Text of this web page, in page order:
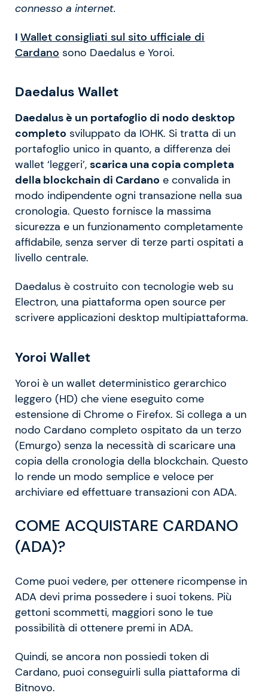
connesso a internet.
I Wallet consigliati sul sito ufficiale di
Cardano sono Daedalus e Yoroi.
Daedalus Wallet
Daedalus è un portafoglio di nodo desktop
completo sviluppato da IOHK. Si tratta di un
portafoglio unico in quanto, a differenza dei
wallet ‘leggeri’, scarica una copia completa
della blockchain di Cardano e convalida in
modo indipendente ogni transazione nella sua
cronologia. Questo fornisce la massima
sicurezza e un funzionamento completamente
affidabile, senza server di terze parti ospitati a
livello centrale.
Daedalus è costruito con tecnologie web su
Electron, una piattaforma open source per
scrivere applicazioni desktop multipiattaforma.
Yoroi Wallet
Yoroi è un wallet deterministico gerarchico
leggero (HD) che viene eseguito come
estensione di Chrome o Firefox. Si collega a un
nodo Cardano completo ospitato da un terzo
(Emurgo) senza la necessità di scaricare una
copia della cronologia della blockchain. Questo
lo rende un modo semplice e veloce per
archiviare ed effettuare transazioni con ADA.
COME ACQUISTARE CARDANO
(ADA)?
Come puoi vedere, per ottenere ricompense in
ADA devi prima possedere i suoi tokens. Più
gettoni scommetti, maggiori sono le tue
possibilità di ottenere premi in ADA.
Quindi, se ancora non possiedi token di
Cardano, puoi conseguirli sulla piattaforma di
Bitnovo.